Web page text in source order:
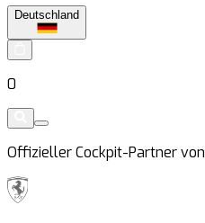
Deutschland
0
Offizieller Cockpit-Partner von